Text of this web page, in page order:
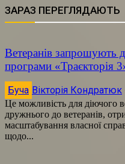
ЗАРАЗ ПЕРЕГЛЯДАЮТЬ
Ветеранів запрошують
програми «Траєкторія
Буча Вікторія Кондратюк
Це можливість для діючого
дружнього до ветеранів,
масштабування власної
щодо...